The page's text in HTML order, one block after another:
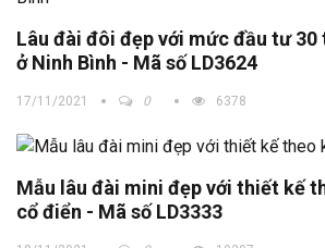
Lâu đài đôi đẹp với mức đầu tư 30
ở Ninh Bình - Mã số LD3624
17/11/2021 0 6378
Mẫu lâu đài mini đẹp với thiết kế
cổ điển - Mã số LD3333